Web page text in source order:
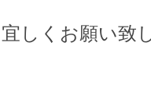
しくお願い致